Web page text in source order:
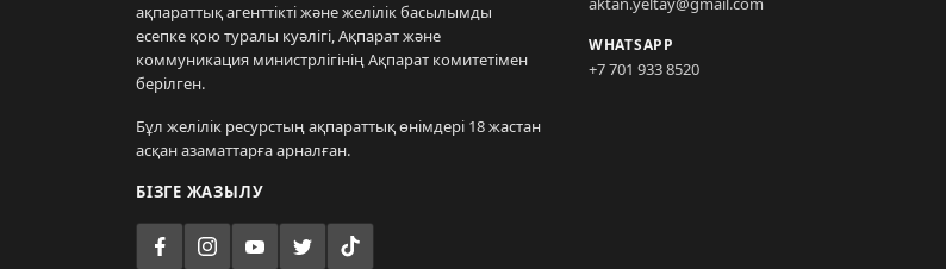
ақпараттық агенттікті және желілік басылымды
есепке қою туралы куәлігі, Ақпарат және
коммуникация министрлігінің Ақпарат комитетімен
берілген.
Бұл желілік ресурстың ақпараттық өнімдері 18 жастан
асқан азаматтарға арналған.
БІЗГЕ ЖАЗЫЛУ
WHATSAPP
+7 701 933 8520